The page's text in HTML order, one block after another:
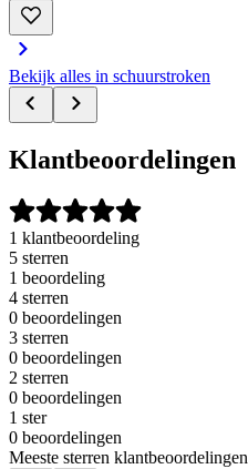
Bekijk alles in schuurstroken
Klantbeoordelingen
1 klantbeoordeling
5 sterren
1 beoordeling
4 sterren
0 beoordelingen
3 sterren
0 beoordelingen
2 sterren
0 beoordelingen
1 ster
0 beoordelingen
Meeste sterren klantbeoordelingen